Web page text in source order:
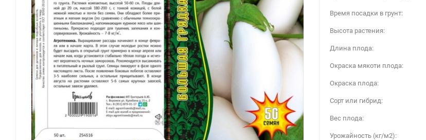
Время посадки в грунт:
Высота растения:
Длина плода:
Окраска мякоти плода:
Окраска плода:
Сорт или гибрид:
Вес плода:
Урожайность (кг/м2):